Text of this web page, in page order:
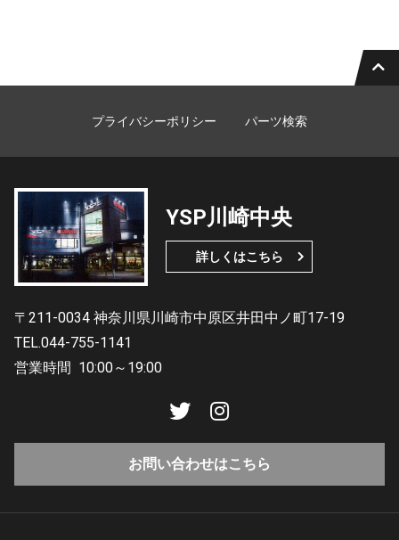
プライバシーポリシー パーツ検索
YSP川崎中央
詳しくはこちら
〒211-0034 神奈川県川崎市中原区井田中ノ町17-19
TEL.044-755-1141
営業時間 10:00～19:00
お問い合わせはこちら